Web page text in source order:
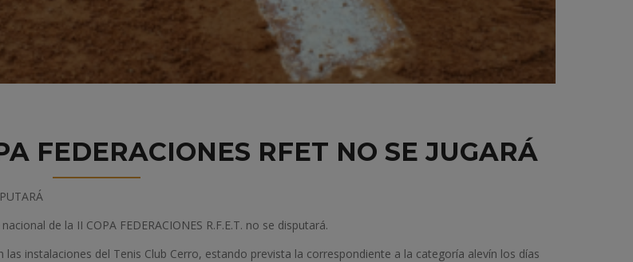
FEDERACIONES RFET NO SE JUGARÁ
de la II COPA FEDERACIONES R.F.E.T. no se disputará.
instalaciones del Tenis Club Cerro, estando prevista la correspondiente a la categoría alevín los días